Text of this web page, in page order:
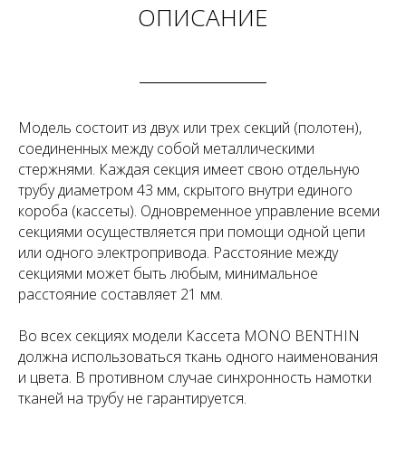
ОПИСАНИЕ
Модель состоит из двух или трех секций (полотен),
соединенных между собой металлическими
стержнями. Каждая секция имеет свою отдельную
трубу диаметром 43 мм, скрытого внутри единого
короба (кассеты). Одновременное управление всеми
секциями осуществляется при помощи одной цепи
или одного электропривода. Расстояние между
секциями может быть любым, минимальное
расстояние составляет 21 мм.
Во всех секциях модели Кассета MONO BENTHIN
должна использоваться ткань одного наименования
и цвета. В противном случае синхронность намотки
тканей на трубу не гарантируется.